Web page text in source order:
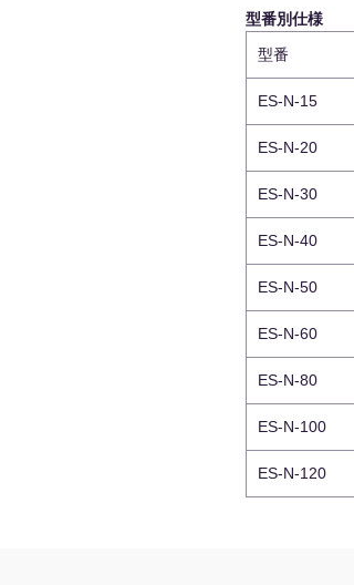
型番別仕様
型番
ES-N-15
ES-N-20
ES-N-30
ES-N-40
ES-N-50
ES-N-60
ES-N-80
ES-N-100
ES-N-120